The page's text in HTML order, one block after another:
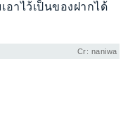
อาไว้เป็นของฝากได้
Cr: naniwa